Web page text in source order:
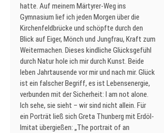
hatte. Auf meinem Märtyrer-Weg ins
Gymnasium lief ich jeden Morgen über die
Kirchenfeldbrücke und schöpfte durch den
Blick auf Eiger, Mönch und Jungfrau, Kraft zum
Weitermachen. Dieses kindliche Glücksgefühl
durch Natur hole ich mir durch Kunst. Beide
leben Jahrtausende vor mir und nach mir. Glück
ist ein falscher Begriff, es ist Lebensenergie,
verbunden mit der Sicherheit: I am not alone.
Ich sehe, sie sieht – wir sind nicht allein. Für
ein Porträt ließ sich Greta Thunberg mit Erdöl-
Imitat übergießen: „The portrait of an